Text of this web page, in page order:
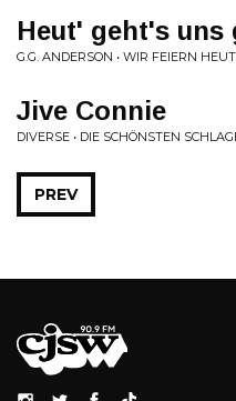
Heut' geht's uns
G.G. ANDERSON • WIR FEIERN
Jive Connie
DIVERSE • DIE SCHÖNSTEN
PREV